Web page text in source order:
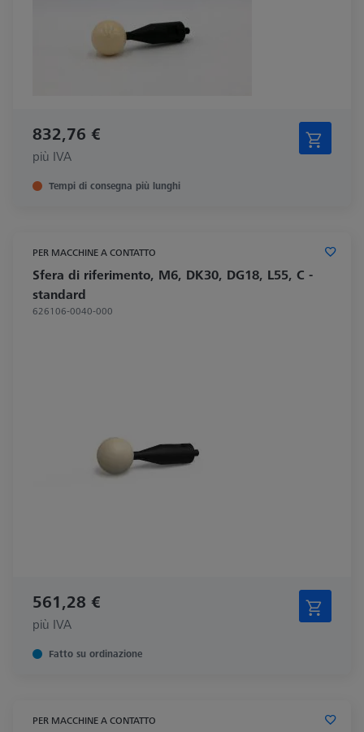
832,76 €
più IVA
Tempi di consegna più lunghi
PER MACCHINE A CONTATTO
Sfera di riferimento, M6, DK30, DG18, L55, C -
standard
626106-0040-000
561,28 €
più IVA
Fatto su ordinazione
PER MACCHINE A CONTATTO